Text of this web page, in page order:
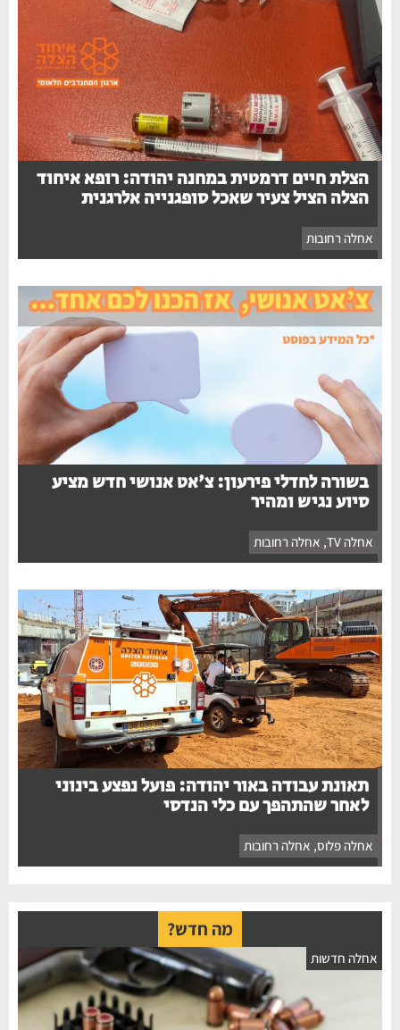
הצלת חיים דרמטית במחנה יהודה: רופא איחוד
הצלה הציל צעיר שאכל סופגנייה אלרגנית
אחלה רחובות
בשורה לחדלי פירעון: צ'אט אנושי חדש מציע
סיוע נגיש ומהיר
אחלה TV , אחלה רחובות
תאונת עבודה באור יהודה: פועל נפצע בינוני
לאחר שהתהפך עם כלי הנדסי
אחלה פלוס, אחלה רחובות
מה חדש?
אחלה חדשות